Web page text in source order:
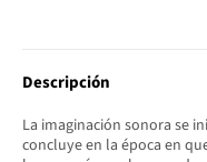
Descripción
La imaginación sonora se
concluye en la época en